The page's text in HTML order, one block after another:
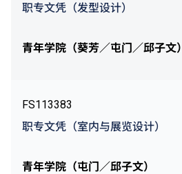
职专文凭（发型设计）
青年学院（葵芳／屯门／邱子文）
FS113383
职专文凭（室内与展览设计）
青年学院（屯门／邱子文）